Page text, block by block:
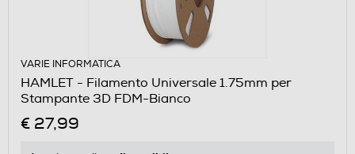
VARIE INFORMATICA
HAMLET - Filamento Universale 1.75mm per
Stampante 3D FDM-Bianco
€ 27,99